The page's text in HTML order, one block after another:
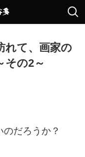
れて、画家の
その2～
だろうか？